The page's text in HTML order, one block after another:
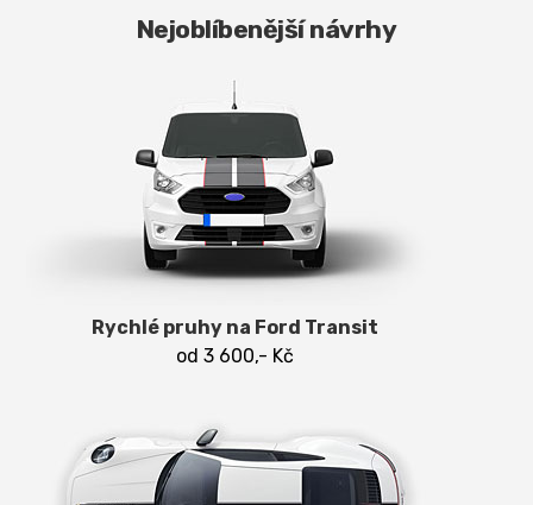
Nejoblíbenější návrhy
Rychlé pruhy na Ford Transit
od 3 600,- Kč